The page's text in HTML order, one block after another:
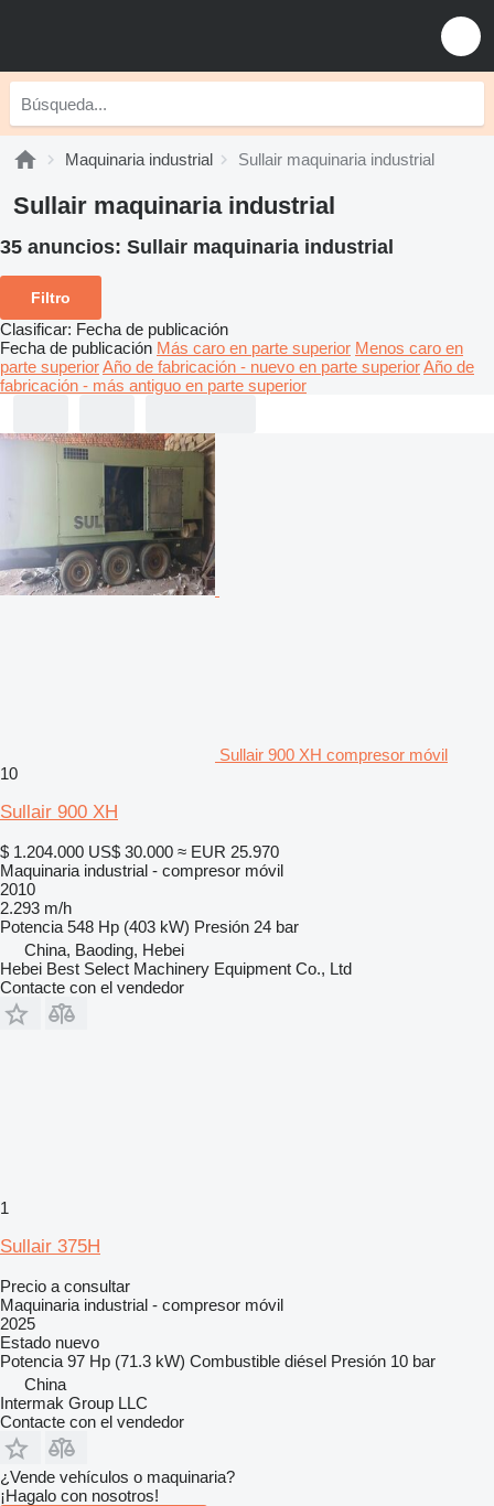
Maquinaria industrial Sullair maquinaria industrial
Sullair maquinaria industrial
35 anuncios: Sullair maquinaria industrial
Filtro
Clasificar: Fecha de publicación
Fecha de publicación Más caro en parte superior Menos caro en
parte superiorAño de fabricación - nuevo en parte superiorAño de
fabricación - más antiguo en parte superior
Sullair 900 XH compresor móvil
10
Sullair 900 XH
$ 1.204.000 US$ 30.000 ≈ EUR 25.970
Maquinaria industrial - compresor móvil
2010
2.293 m/h
Potencia 548 Hp (403 kW) Presión 24 bar
China, Baoding, Hebei
Hebei Best Select Machinery Equipment Co., Ltd
Contacte con el vendedor
1
Sullair 375H
Precio a consultar
Maquinaria industrial - compresor móvil
2025
Estado nuevo
Potencia 97 Hp (71.3 kW) Combustible diésel Presión 10 bar
China
Intermak Group LLC
Contacte con el vendedor
¿Vende vehículos o maquinaria?
¡Hagalo con nosotros!